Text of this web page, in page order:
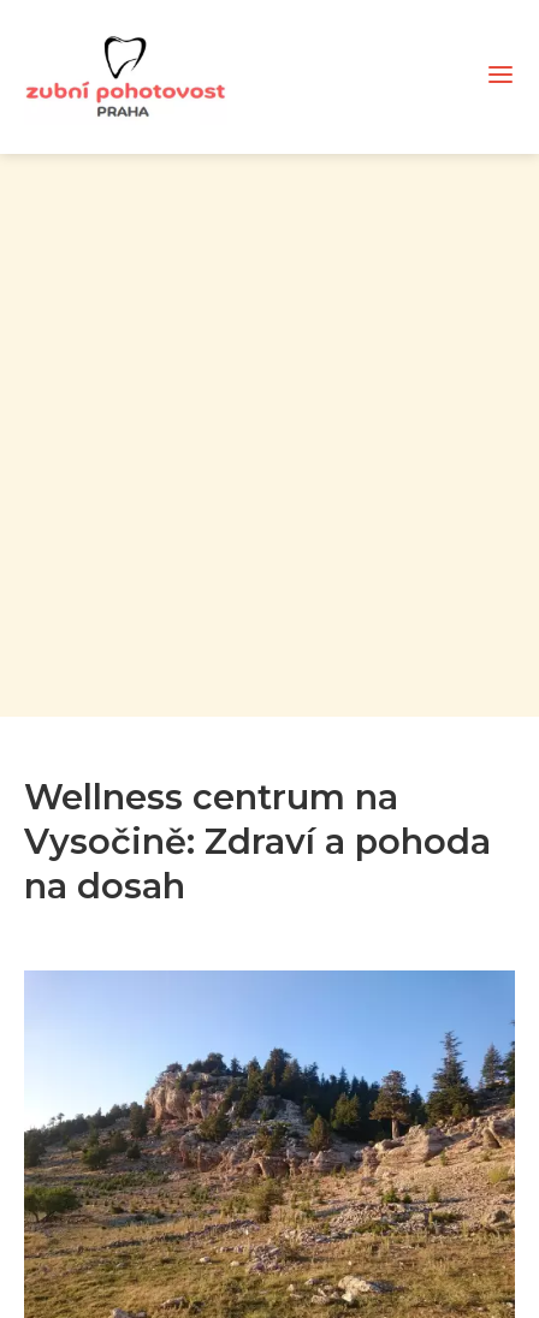
Wellness centrum na
Vysočině: Zdraví a pohoda
na dosah